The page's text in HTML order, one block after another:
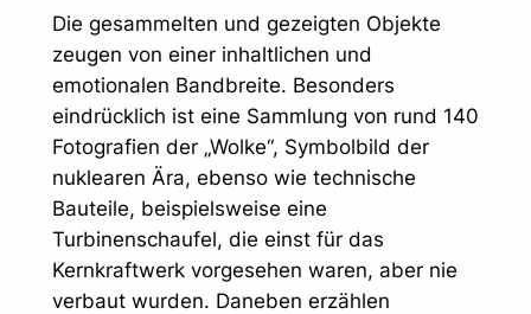
Die gesammelten und gezeigten Objekte
zeugen von einer inhaltlichen und
emotionalen Bandbreite. Besonders
eindrücklich ist eine Sammlung von rund 140
Fotografien der „Wolke“, Symbolbild der
nuklearen Ära, ebenso wie technische
Bauteile, beispielsweise eine
Turbinenschaufel, die einst für das
Kernkraftwerk vorgesehen waren, aber nie
verbaut wurden. Daneben erzählen